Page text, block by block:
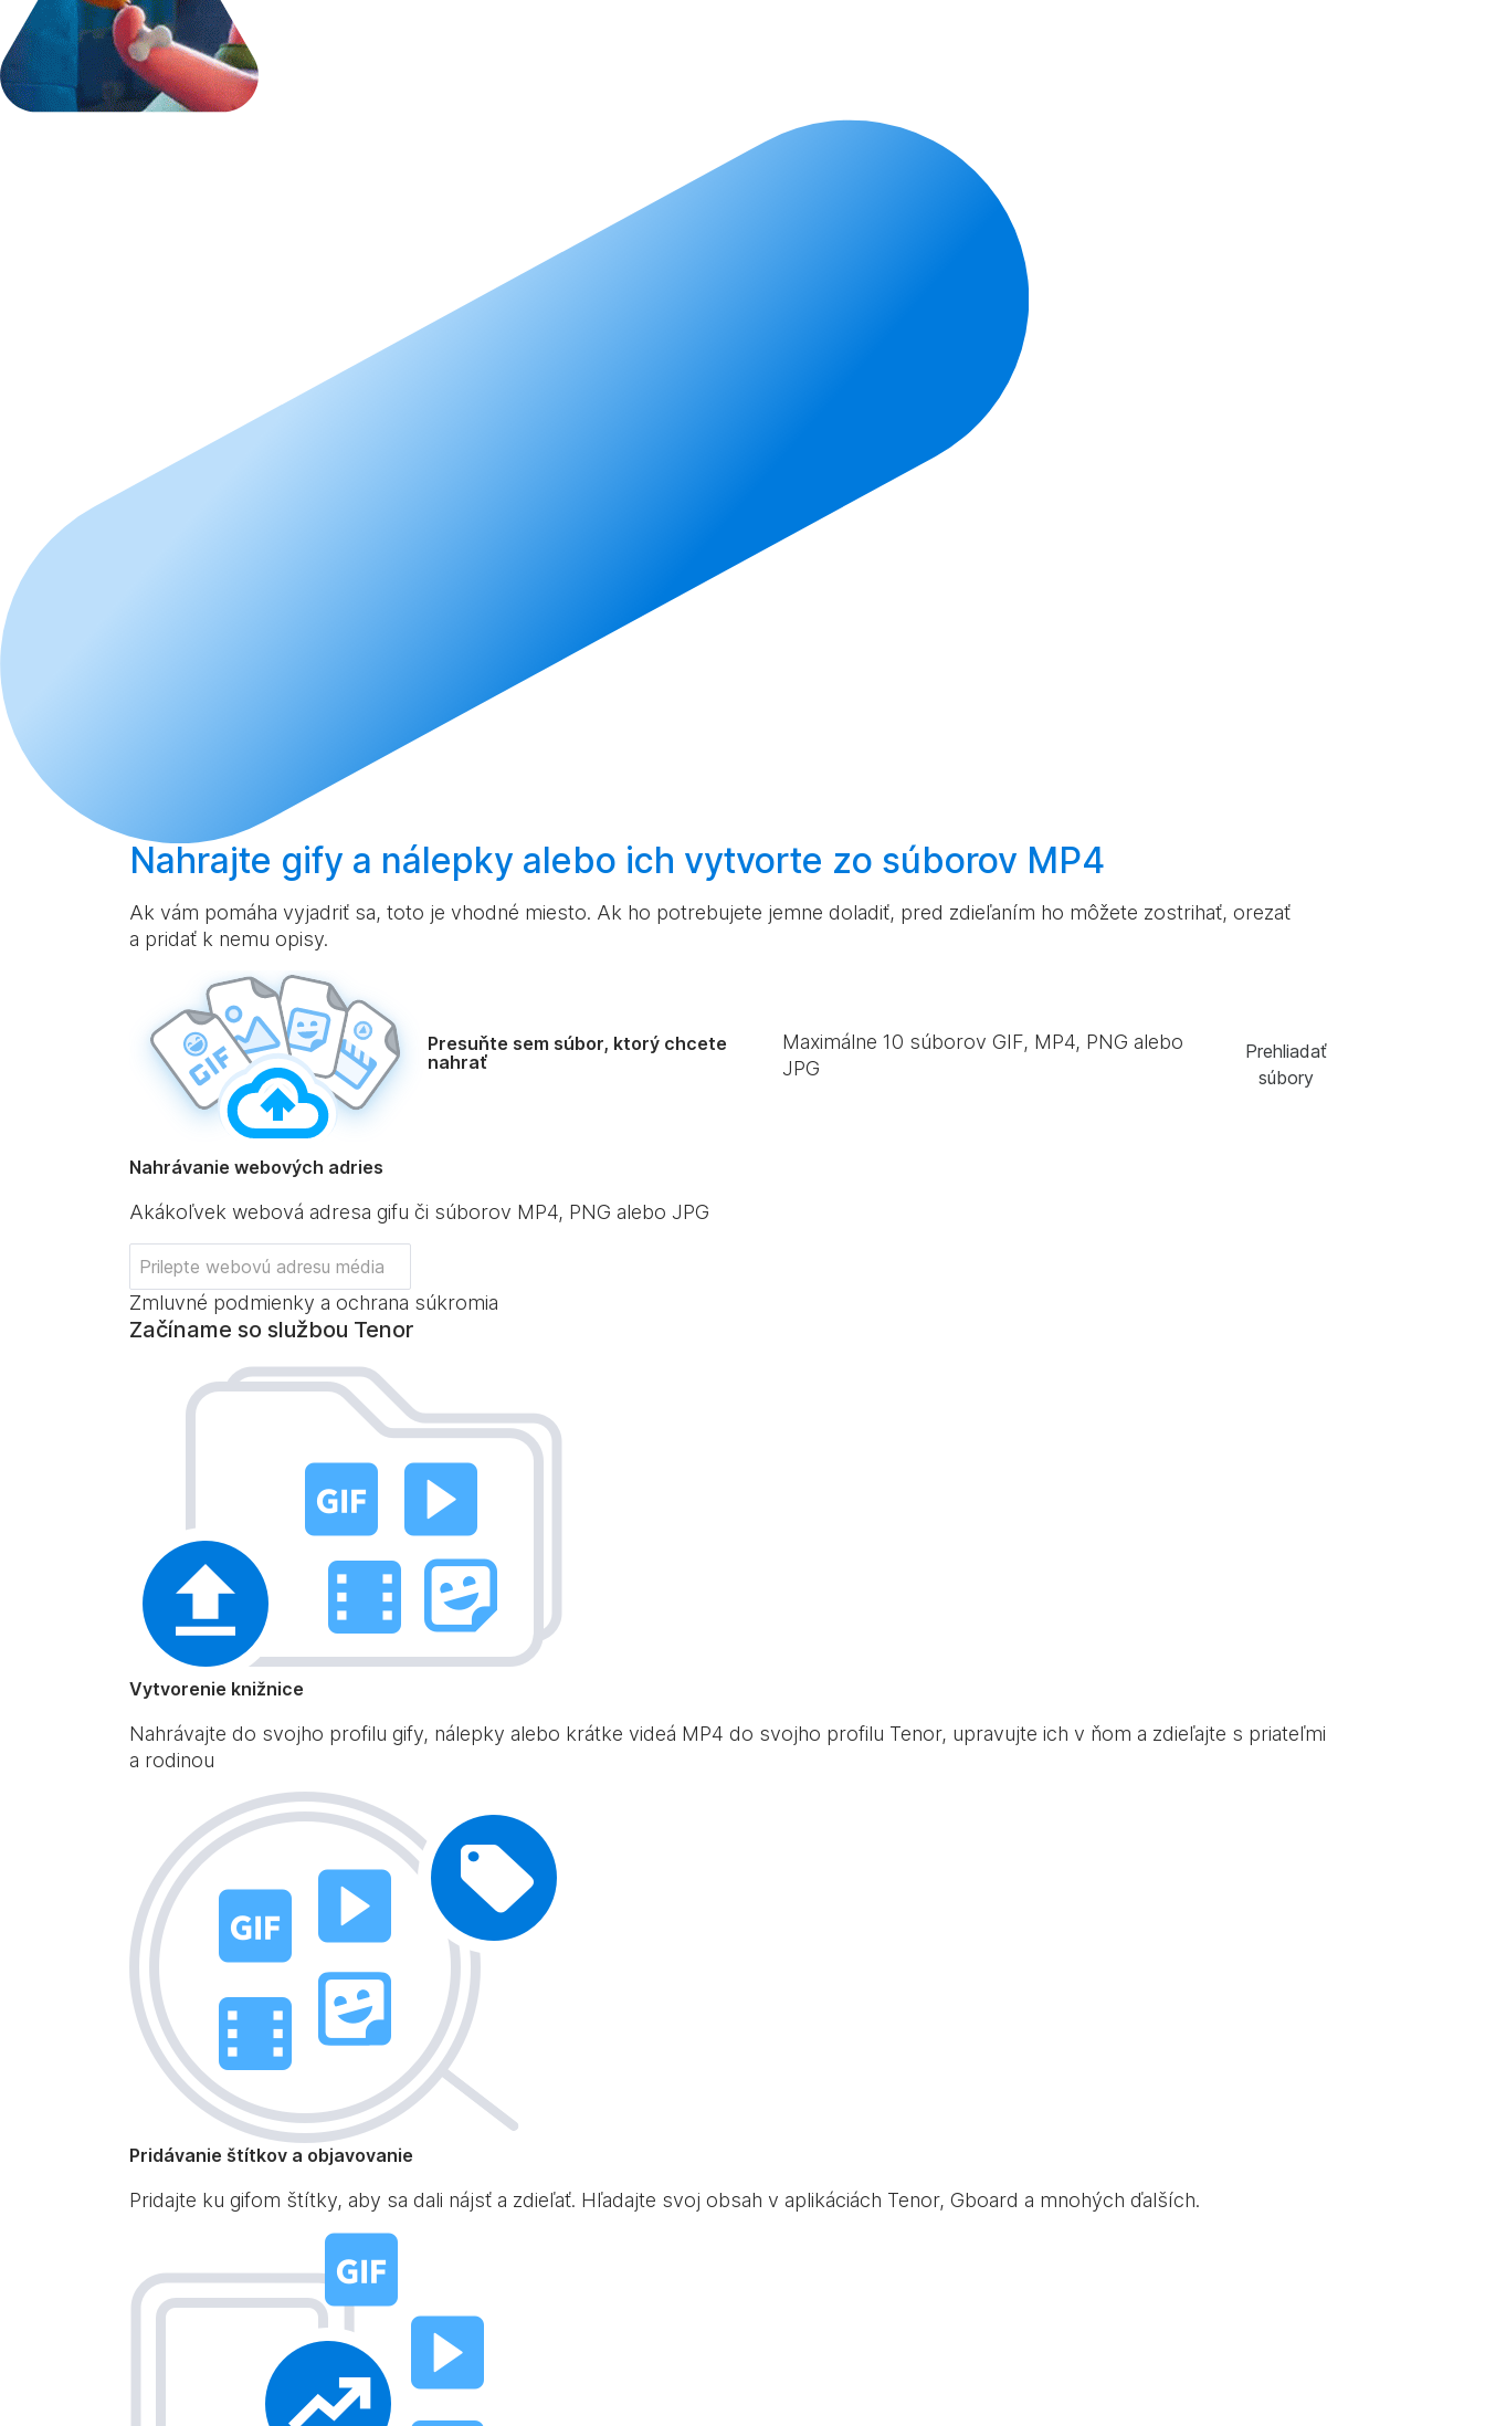
Nahrajte gify a nálepky alebo ich vytvorte zo súborov MP4
Ak vám pomáha vyjadriť sa, toto je vhodné miesto. Ak ho potrebujete jemne doladiť, pred zdieľaním ho môžete zostrihať, orezať
a pridať k nemu opisy.
Presuňte sem súbor, ktorý chcete
nahrať
Maximálne10 súborov GIF, MP4, PNG alebo
JPG
Prehliadať
súbory
Nahrávanie webových adries
Akákoľvek webová adresa gifu či súborov MP4, PNG alebo JPG
Zmluvné podmienky a ochrana súkromia
Začíname so službou Tenor
Vytvorenie knižnice
Nahrávajte do svojho profilu gify, nálepky alebo krátke videá MP4 do svojho profilu Tenor, upravujte ich v ňom a zdieľajte s priateľmi
a rodinou
Pridávanie štítkov a objavovanie
Pridajte ku gifom štítky, aby sa dali nájsť a zdieľať. Hľadajte svoj obsah v aplikáciách Tenor, Gboard a mnohých ďalších.